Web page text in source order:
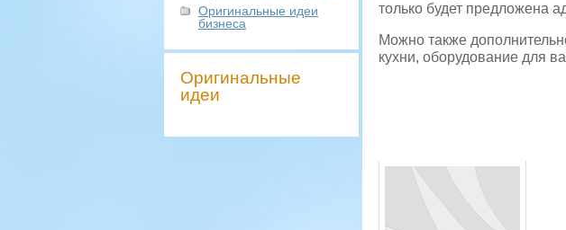
Оригинальные идеи
бизнеса
Оригинальные
идеи
только будет предложена
Можно также
кухни, оборудование для